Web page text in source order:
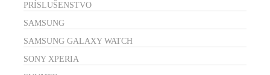
PRÍSLUŠENSTVO
SAMSUNG
SAMSUNG GALAXY WATCH
SONY XPERIA